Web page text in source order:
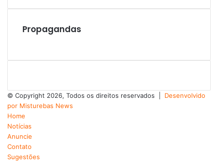
Propagandas
© Copyright 2026, Todos os direitos reservados | Desenvolvido
por Misturebas News
Home
Notícias
Anuncie
Contato
Sugestões